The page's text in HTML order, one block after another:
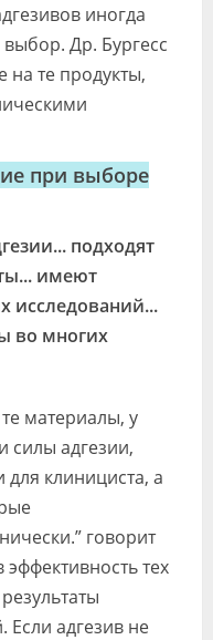
иногда
Др. Бургесс
на те продукты,
при выборе
подходят
имеют
исследований...
во многих
материалы, у
силы адгезии,
клинициста, а
говорит
тех
Если адгезив не